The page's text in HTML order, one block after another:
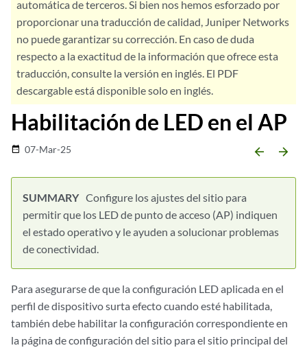
automática de terceros. Si bien nos hemos esforzado por
proporcionar una traducción de calidad, Juniper Networks
no puede garantizar su corrección. En caso de duda
respecto a la exactitud de la información que ofrece esta
traducción, consulte la versión en inglés. El PDF
descargable está disponible solo en inglés.
Habilitación de LED en el AP
date_range 07-Mar-25 arrow_backward arrow_forward
Configure los ajustes del sitio para
permitir que los LED de punto de acceso (AP) indiquen
el estado operativo y le ayuden a solucionar problemas
de conectividad.
Para asegurarse de que la configuración LED aplicada en el
perfil de dispositivo surta efecto cuando esté habilitada,
también debe habilitar la configuración correspondiente en
la página de configuración del sitio para el sitio principal del